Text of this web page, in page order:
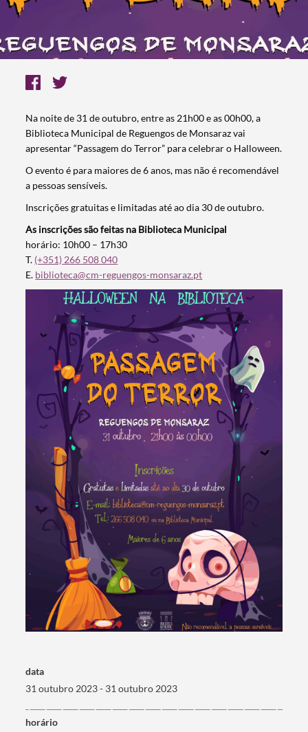
Termo de Pesquisa
Categorias gerais
Na noite de 31 de outubro, entre as 21h00 e as 00h00, a
Biblioteca Municipal de Reguengos de Monsaraz vai
apresentar “Passagem do Terror” para celebrar o Halloween.
O evento é para maiores de 6 anos, mas não é recomendável
a pessoas sensíveis.
Inscrições gratuitas e limitadas até ao dia 30 de outubro.
As inscrições são feitas na Biblioteca Municipal
horário: 10h00 – 17h30
T. (+351) 266 508 040
E. biblioteca@cm-reguengos-monsaraz.pt
data
31 outubro 2023 - 31 outubro 2023
horário